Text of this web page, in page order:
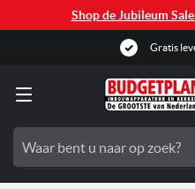
Shop de Jubileum
Gratis